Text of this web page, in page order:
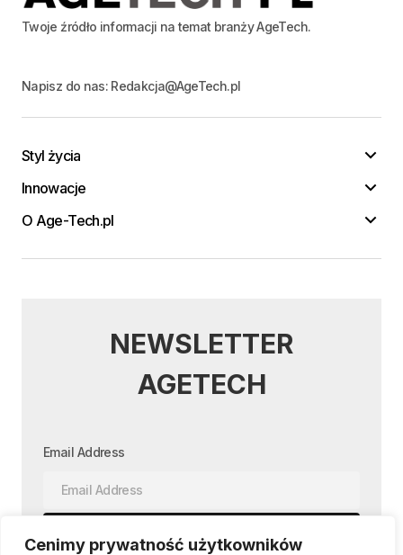
Cenimy prywatność użytkowników
Twoje źródło informacji na temat branży AgeTech.
Napisz do nas: Redakcja@AgeTech.pl
Styl życia
Innowacje
O Age-Tech.pl
NEWSLETTER
AGETECH
Email Address